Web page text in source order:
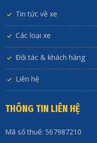
Tin tức về xe
Các loại xe
Đối tác & khách hàng
Liên hệ
THÔNG TIN LIÊN HỆ
Mã số thuế: 567987210